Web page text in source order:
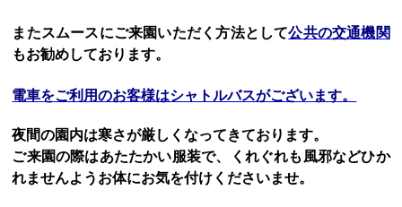
またスムースにご来園いただく方法として公共の交通機関
もお勧めしております。
電車をご利用のお客様はシャトルバスがございます。
夜間の園内は寒さが厳しくなってきております。
ご来園の際はあたたかい服装で、くれぐれも風邪などひか
れませんようお体にお気を付けくださいませ。